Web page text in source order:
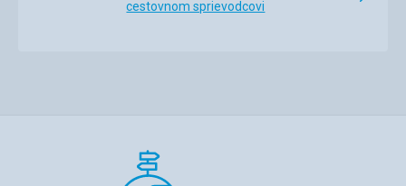
cestovnom sprievodcovi